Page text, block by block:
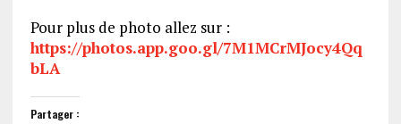
Pour plus de photo allez sur :
https://photos.app.goo.gl/7M1MCrMJocy4Qq
bLA
Partager :